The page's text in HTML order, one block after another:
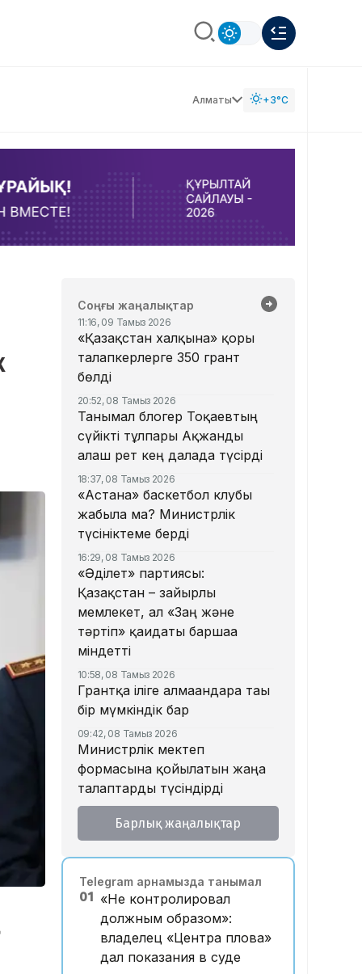
Алматы +3°C
Соңғы жаңалықтар
11:16, 09 Тамыз 2026
«Қазақстан халқына» қоры
талапкерлерге 350 грант
бөлді
20:52, 08 Тамыз 2026
Танымал блогер Тоқаевтың
сүйікті тұлпары Ақжанды
алғаш рет кең далада түсірді
18:37, 08 Тамыз 2026
«Астана» баскетбол клубы
жабыла ма? Министрлік
түсініктеме берді
16:29, 08 Тамыз 2026
«Әділет» партиясы:
Қазақстан – зайырлы
мемлекет, ал «Заң және
тәртіп» қағидаты баршаға
міндетті
10:58, 08 Тамыз 2026
Грантқа іліге алмағандарға тағы
бір мүмкіндік бар
09:42, 08 Тамыз 2026
Министрлік мектеп
формасына қойылатын жаңа
талаптарды түсіндірді
18:46, 07 Тамыз 2026
Тойда уағыз айтып, басы дауға
17:47, 07 Тамыз 2026
«Ресейден жеткізілген»:
Алматыда жалған көлік
нөмірлерін сатқан тұрғын
ұсталды
Барлық жаңалықтар
Telegram арнамызда танымал
01 «Не контролировал
должным образом»:
владелец «Центра плова»
дал показания в суде